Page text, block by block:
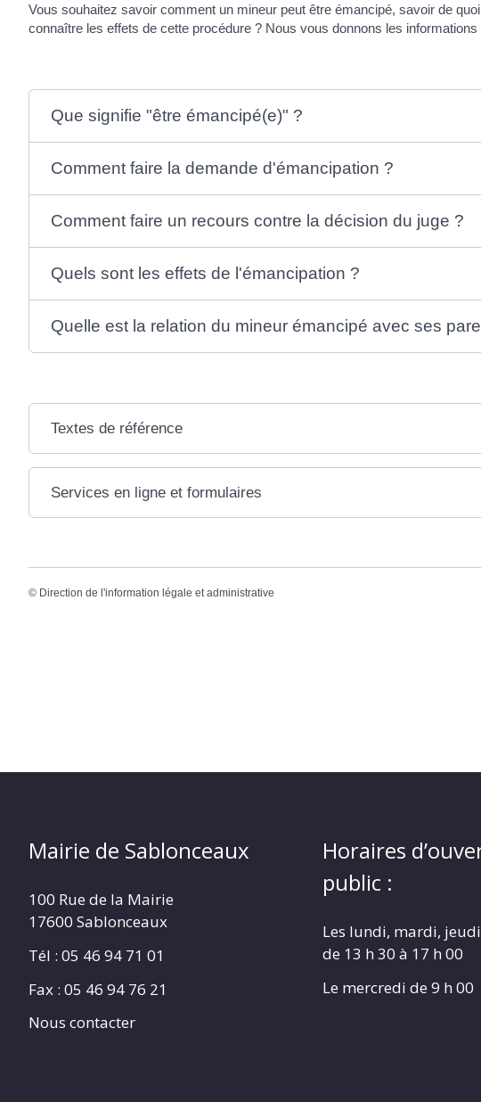
Vous souhaitez savoir comment un mineur peut être émancipé, savoir de
connaître les effets de cette procédure ? Nous vous donnons les informations
Que signifie "être émancipé(e)" ?
Comment faire la demande d'émancipation ?
Comment faire un recours contre la décision du juge ?
Quels sont les effets de l'émancipation ?
Quelle est la relation du mineur émancipé avec ses
Textes de référence
Services en ligne et formulaires
© Direction de l'information légale et administrative
Mairie de Sablonceaux
100 Rue de la Mairie
17600 Sablonceaux
Tél : 05 46 94 71 01
Fax : 05 46 94 76 21
Nous contacter
Horaires
public :
Les lundi, mardi,
de 13 h 30 à 17 h 00
Le mercredi de 9 h 00